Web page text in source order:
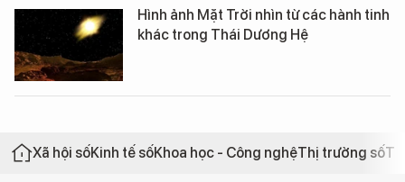
Hình ảnh Mặt Trời nhìn từ các hành tinh
khác trong Thái Dương Hệ
Xã hội sốKinh tế sốKhoa học - Công nghệThị trường số